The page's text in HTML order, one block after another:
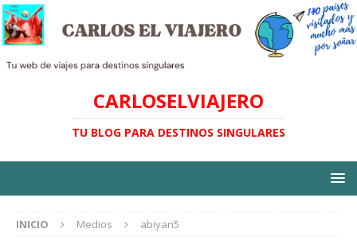
CARLOSELVIAJERO
TU BLOG PARA DESTINOS SINGULARES
INICIO Medios abiyan5